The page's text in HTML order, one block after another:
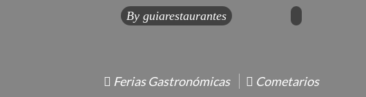
By guiarestaurantes
Ferias Gastronómicas Cometarios